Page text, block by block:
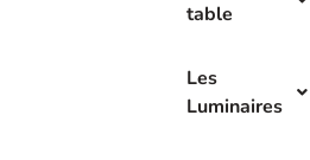
table
Les
Luminaires